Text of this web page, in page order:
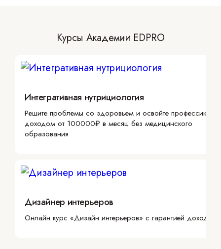
Курсы Академии EDPRO
Интегративная нутрициология
Решите проблемы со здоровьем и освойте профессию с
доходом от 100000₽ в месяц без медицинского
образования
Дизайнер интерьеров
Онлайн курс «Дизайн интерьеров» с гарантией дохода